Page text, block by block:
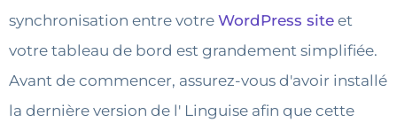
synchronisation entre votre WordPress site et
votre tableau de bord est grandement simplifiée.
Avant de commencer, assurez-vous d'avoir installé
la dernière version de l' Linguise afin que cette